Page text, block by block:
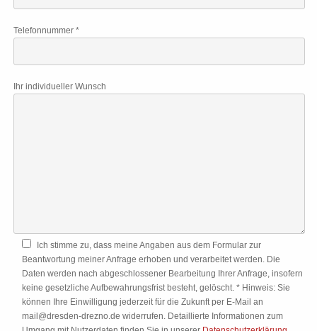
Telefonnummer *
Ihr individueller Wunsch
Ich stimme zu, dass meine Angaben aus dem Formular zur
Beantwortung meiner Anfrage erhoben und verarbeitet werden. Die
Daten werden nach abgeschlossener Bearbeitung Ihrer Anfrage, insofern
keine gesetzliche Aufbewahrungsfrist besteht, gelöscht. * Hinweis: Sie
können Ihre Einwilligung jederzeit für die Zukunft per E-Mail an
mail@dresden-drezno.de widerrufen. Detaillierte Informationen zum